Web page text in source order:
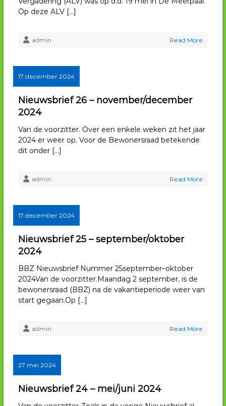
V
Op deze ALV […]
admin Read More
17 december 2024
Nieuwsbrief 26 – november/december
2024
Van de voorzitter. Over een enkele weken zit het jaar
2024 er weer op. Voor de Bewonersraad betekende
dit onder […]
admin Read More
17 december 2024
Nieuwsbrief 25 – september/oktober
2024
BBZ Nieuwsbrief Nummer 25september–oktober
2024Van de voorzitter.Maandag 2 september, is de
bewonersraad (BBZ) na de vakantieperiode weer van
start gegaan.Op […]
admin Read More
27 mei 2024
Nieuwsbrief 24 – mei/juni 2024